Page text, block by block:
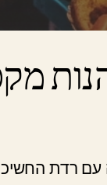
עם רדת